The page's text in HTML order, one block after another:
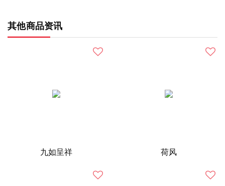
其他商品资讯
九如呈祥 荷风